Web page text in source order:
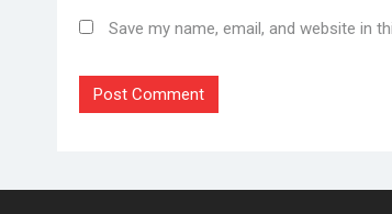
Save my name, email, and website in